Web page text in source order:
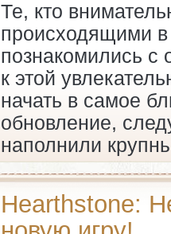
Те, кто
происходящими
познакомились с
к этой
начать в самое
обновление,
наполнили
Hearthstone: